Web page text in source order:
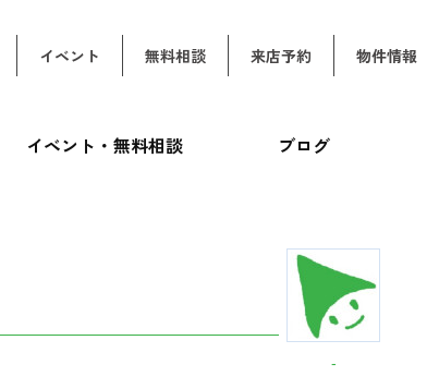
イベント 無料相談 来店予約 物件情報
イベント・無料相談 ブログ
-